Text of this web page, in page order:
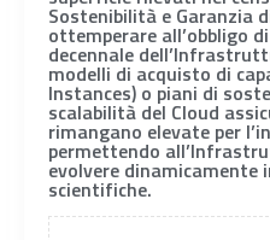
Sostenibilità e Garanzia
ottemperare all’obbligo
decennale
modelli di acquisto di
Instances) o piani di
scalabilità del Cloud
rimangano elevate per
permettendo
evolvere dinamicamente
scientifiche.